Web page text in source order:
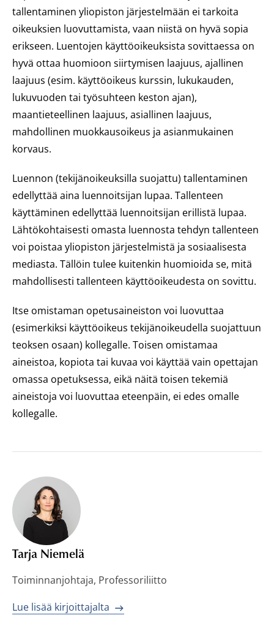
tallentaminen yliopiston järjestelmään ei tarkoita
oikeuksien luovuttamista, vaan niistä on hyvä sopia
erikseen. Luentojen käyttöoikeuksista sovittaessa on
hyvä ottaa huomioon siirtymisen laajuus, ajallinen
laajuus (esim. käyttöoikeus kurssin, lukukauden,
lukuvuoden tai työsuhteen keston ajan),
maantieteellinen laajuus, asiallinen laajuus,
mahdollinen muokkausoikeus ja asianmukainen
korvaus.
Luennon (tekijänoikeuksilla suojattu) tallentaminen
edellyttää aina luennoitsijan lupaa. Tallenteen
käyttäminen edellyttää luennoitsijan erillistä lupaa.
Lähtökohtaisesti omasta luennosta tehdyn tallenteen
voi poistaa yliopiston järjestelmistä ja sosiaalisesta
mediasta. Tällöin tulee kuitenkin huomioida se, mitä
mahdollisesti tallenteen käyttöoikeudesta on sovittu.
Itse omistaman opetusaineiston voi luovuttaa
(esimerkiksi käyttöoikeus tekijänoikeudella suojattuun
teoksen osaan) kollegalle. Toisen omistamaa
aineistoa, kopiota tai kuvaa voi käyttää vain opettajan
omassa opetuksessa, eikä näitä toisen tekemiä
aineistoja voi luovuttaa eteenpäin, ei edes omalle
kollegalle.
Tarja Niemelä
Toiminnanjohtaja, Professoriliitto
Lue lisää kirjoittajalta